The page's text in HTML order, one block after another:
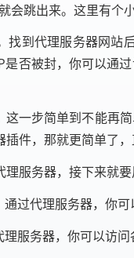
会跳出来。这里有个
找到代理服务器网站
否被封，你可以通
一步简单到不能再
件，那就更简单了
服务器，接下来就
过代理服务器，你
服务器，你可以访